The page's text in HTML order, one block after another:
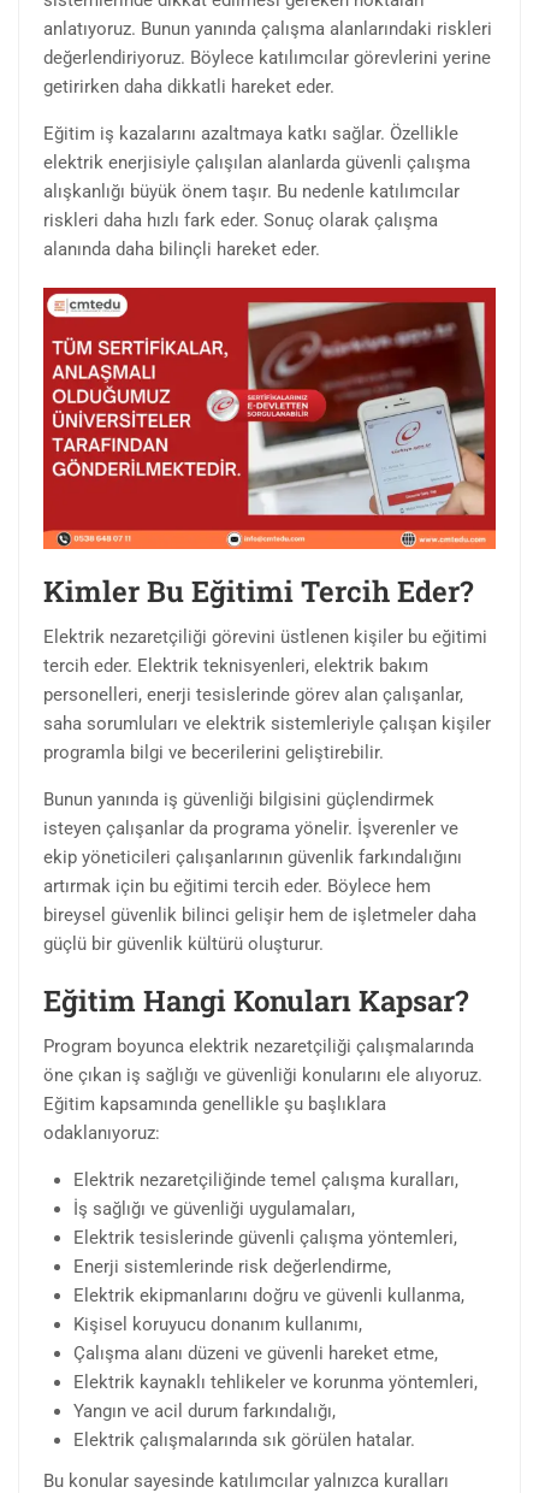
anlatıyoruz. Bunun yanında çalışma alanlarındaki riskleri
değerlendiriyoruz. Böylece katılımcılar görevlerini yerine
getirirken daha dikkatli hareket eder.
Eğitim iş kazalarını azaltmaya katkı sağlar. Özellikle
elektrik enerjisiyle çalışılan alanlarda güvenli çalışma
alışkanlığı büyük önem taşır. Bu nedenle katılımcılar
riskleri daha hızlı fark eder. Sonuç olarak çalışma
alanında daha bilinçli hareket eder.
Kimler Bu Eğitimi Tercih Eder?
Elektrik nezaretçiliği görevini üstlenen kişiler bu eğitimi
tercih eder. Elektrik teknisyenleri, elektrik bakım
personelleri, enerji tesislerinde görev alan çalışanlar,
saha sorumluları ve elektrik sistemleriyle çalışan kişiler
programla bilgi ve becerilerini geliştirebilir.
Bunun yanında iş güvenliği bilgisini güçlendirmek
isteyen çalışanlar da programa yönelir. İşverenler ve
ekip yöneticileri çalışanlarının güvenlik farkındalığını
artırmak için bu eğitimi tercih eder. Böylece hem
bireysel güvenlik bilinci gelişir hem de işletmeler daha
güçlü bir güvenlik kültürü oluşturur.
Eğitim Hangi Konuları Kapsar?
Program boyunca elektrik nezaretçiliği çalışmalarında
öne çıkan iş sağlığı ve güvenliği konularını ele alıyoruz.
Eğitim kapsamında genellikle şu başlıklara
odaklanıyoruz:
Elektrik nezaretçiliğinde temel çalışma kuralları,
İş sağlığı ve güvenliği uygulamaları,
Elektrik tesislerinde güvenli çalışma yöntemleri,
Enerji sistemlerinde risk değerlendirme,
Elektrik ekipmanlarını doğru ve güvenli kullanma,
Kişisel koruyucu donanım kullanımı,
Çalışma alanı düzeni ve güvenli hareket etme,
Elektrik kaynaklı tehlikeler ve korunma yöntemleri,
Yangın ve acil durum farkındalığı,
Elektrik çalışmalarında sık görülen hatalar.
Bu konular sayesinde katılımcılar yalnızca kuralları